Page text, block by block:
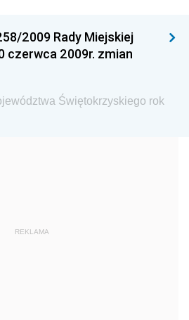
Urzędu Miar
Rolnictwa i Rozwoju Wsi
Edukacji i Nauki
2009 Rady Miejskiej
czerwca 2009r. zmian
Świętokrzyskiego rok
REKLAMA